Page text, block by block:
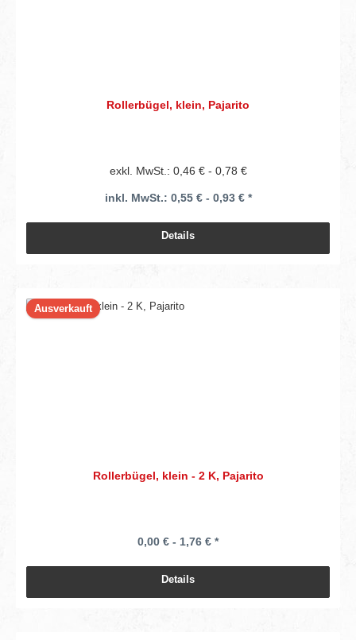
Rollerbügel, klein, Pajarito
exkl. MwSt.: 0,46 € - 0,78 €
inkl. MwSt.: 0,55 € - 0,93 € *
Details
Ausverkauft
Rollerbügel, klein - 2 K, Pajarito
0,00 € - 1,76 € *
Details